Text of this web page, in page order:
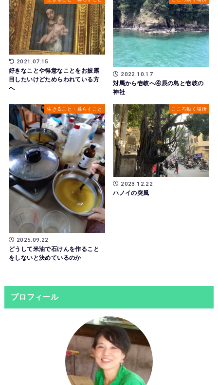
2021.07.15
好きなことや得意なことをお披露
目したいけどためらわれている方
へ
2022.10.17
対馬から壱岐へ④辰の島と壱岐の
神社
生きること・暮らすこと
2025.09.22
どうして米油で石けんを作ること
をしないと決めているのか
こころ動く場所
2023.12.22
ハノイの突風
プロフィール